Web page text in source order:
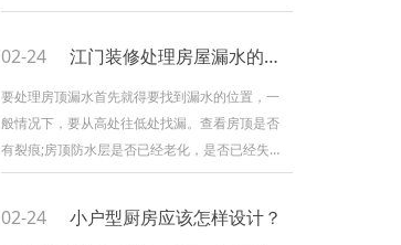
等，都会显得家里很
实木有4mm厚，因此起码能够打磨一至两
木，所以能够打磨，那为何大家认为实木复合地
板不应打磨？又为什么不建议大家打磨呢？因为
如果需要打磨的话有很多考虑因素。 1. 考虑
打磨地板公司质素 实木复合地板只有面层的
实木成份适合打磨，所以需
02-24 江门装修处理房屋漏水的方法
要处理房顶漏水首先就得要找到漏水的位置，一
般情况下，要从高处往低处找漏。查看房顶是否
有裂痕;房顶防水层是否已经老化，是否已经失去
防水效果;防水卷材是否进入气泡，此外，还要查
需要水泥沙凿开成V字形，之后用防水材料刷，刷
02-24 小户型厨房应该怎样设计？